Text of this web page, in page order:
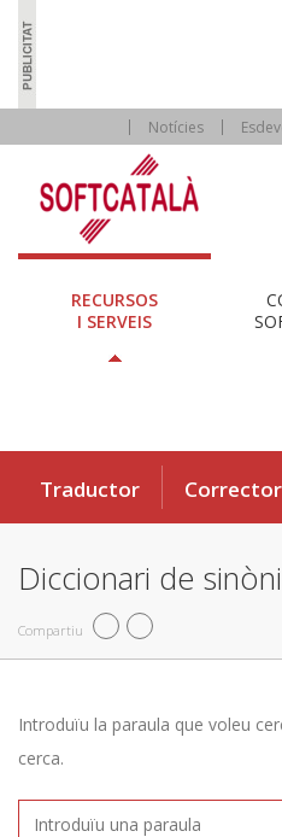
Notícies
RECURSOS
I SERVEIS
Traductor Corrector
Diccionari de
Compartiu
Introduïu la paraula que voleu
cerca.